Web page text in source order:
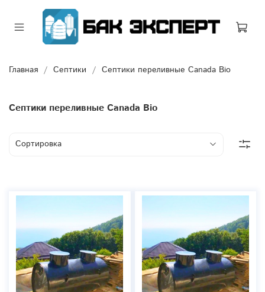
Главная Септики Септики переливные Canada Bio
Септики переливные Canada Bio